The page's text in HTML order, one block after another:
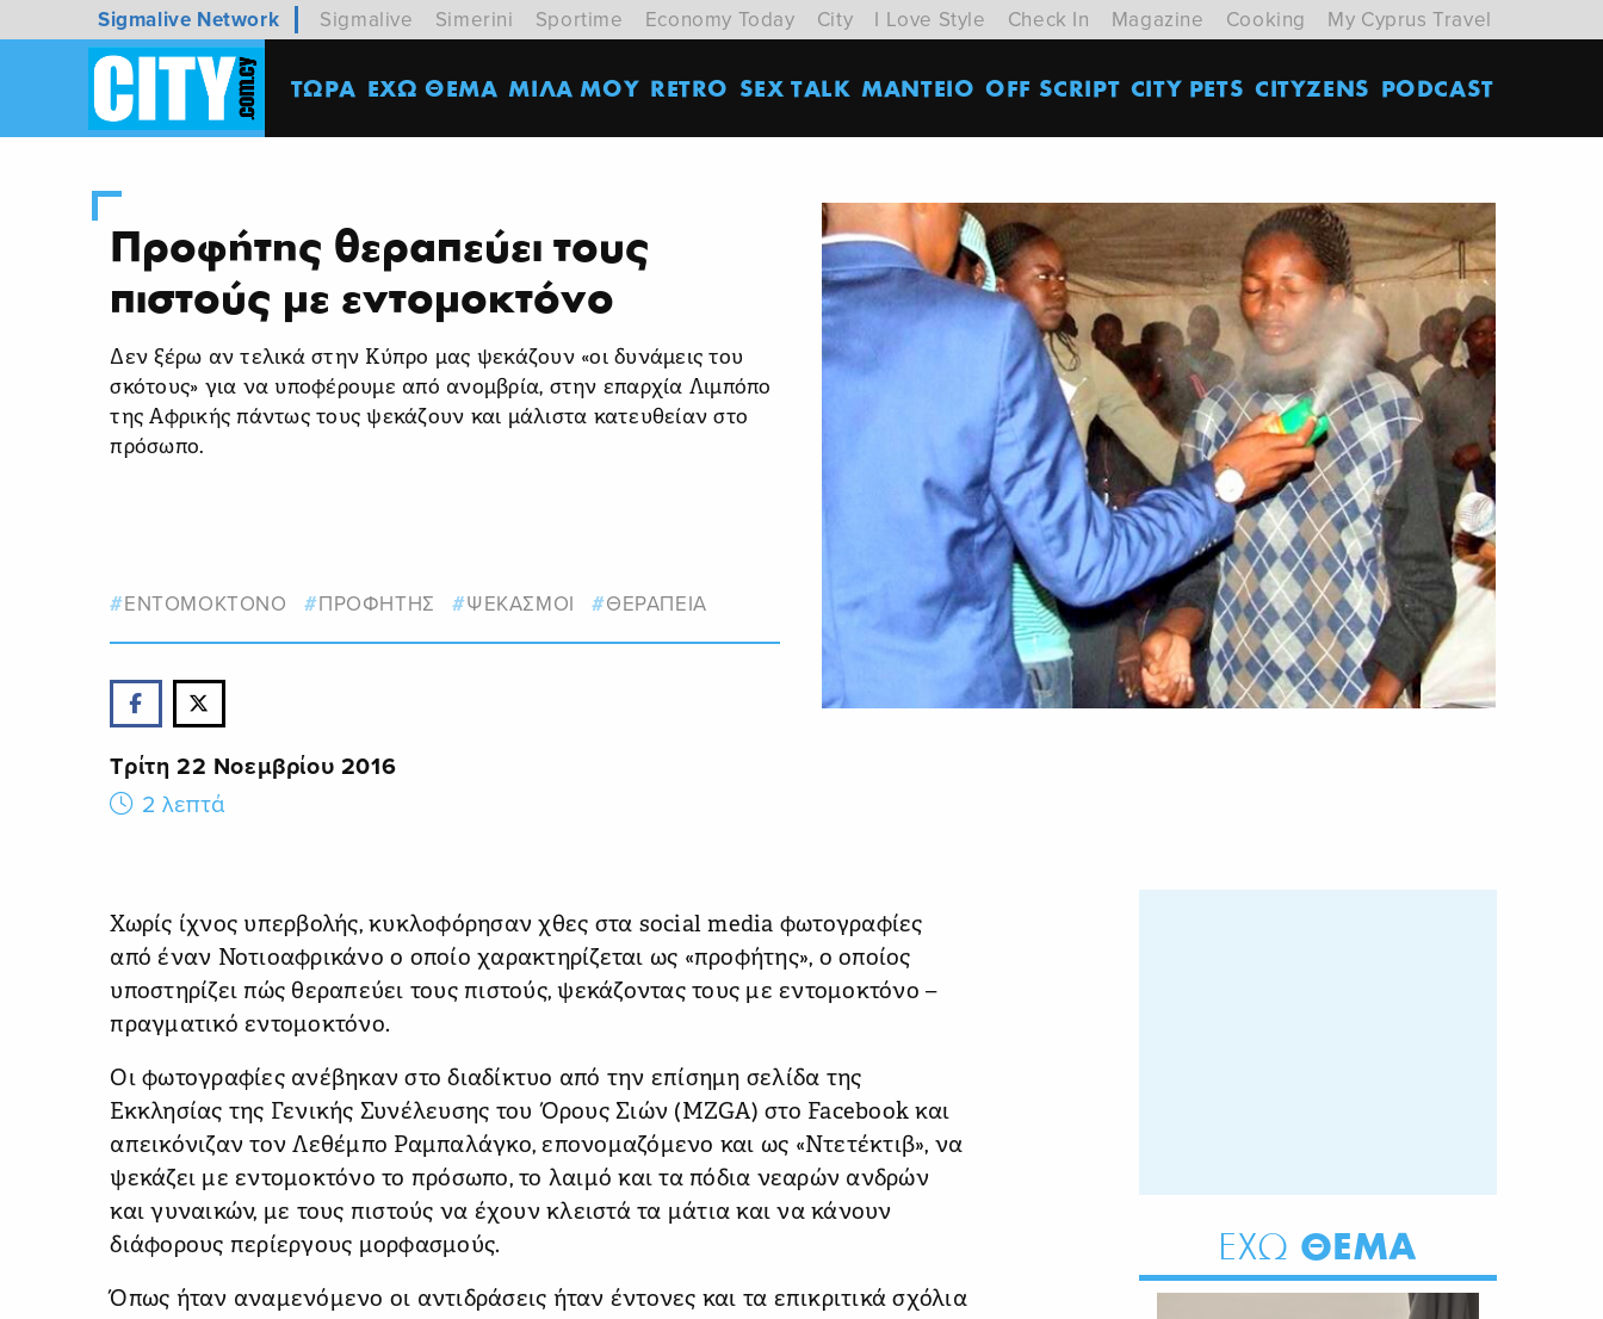
Sigmalive Network Sigmalive Simerini Sportime Economy Today City I Love Style Check In Magazine Cooking My Cyprus Travel
ΤΩΡΑ ΕΧΩ ΘΕΜΑ MΙΛΑ ΜΟΥ RETRO SEX TALK ΜΑΝΤΕΙΟ OFF SCRIPT CITY PETS CITYZENS PODCAST
Προφήτης θεραπεύει τους
πιστούς με εντομοκτόνο
Δεν ξέρω αν τελικά στην Κύπρο μας ψεκάζουν «οι δυνάμεις του
σκότους» για να υποφέρουμε από ανομβρία, στην επαρχία Λιμπόπο
της Αφρικής πάντως τους ψεκάζουν και μάλιστα κατευθείαν στο
πρόσωπο.
ΕΝΤΟΜΟΚΤΟΝΟ ΠΡΟΦΗΤΗΣ ΨΕΚΑΣΜΟΙ ΘΕΡΑΠΕΙΑ
Τρίτη 22 Νοεμβρίου 2016
2 λεπτά
Χωρίς ίχνος υπερβολής, κυκλοφόρησαν χθες στα social media φωτογραφίες
από έναν Νοτιοαφρικάνο ο οποίο χαρακτηρίζεται ως «προφήτης», ο οποίος
υποστηρίζει πώς θεραπεύει τους πιστούς, ψεκάζοντας τους με εντομοκτόνο –
πραγματικό εντομοκτόνο.
Οι φωτογραφίες ανέβηκαν στο διαδίκτυο από την επίσημη σελίδα της
Εκκλησίας της Γενικής Συνέλευσης του Όρους Σιών (MZGA) στο Facebook και
απεικόνιζαν τον Λεθέμπο Ραμπαλάγκο, επονομαζόμενο και ως «Ντετέκτιβ», να
ψεκάζει με εντομοκτόνο το πρόσωπο, το λαιμό και τα πόδια νεαρών ανδρών
και γυναικών, με τους πιστούς να έχουν κλειστά τα μάτια και να κάνουν
διάφορους περίεργους μορφασμούς.
Όπως ήταν αναμενόμενο οι αντιδράσεις ήταν έντονες και τα επικριτικά σχόλια
ΕΧΩ ΘΕΜΑ